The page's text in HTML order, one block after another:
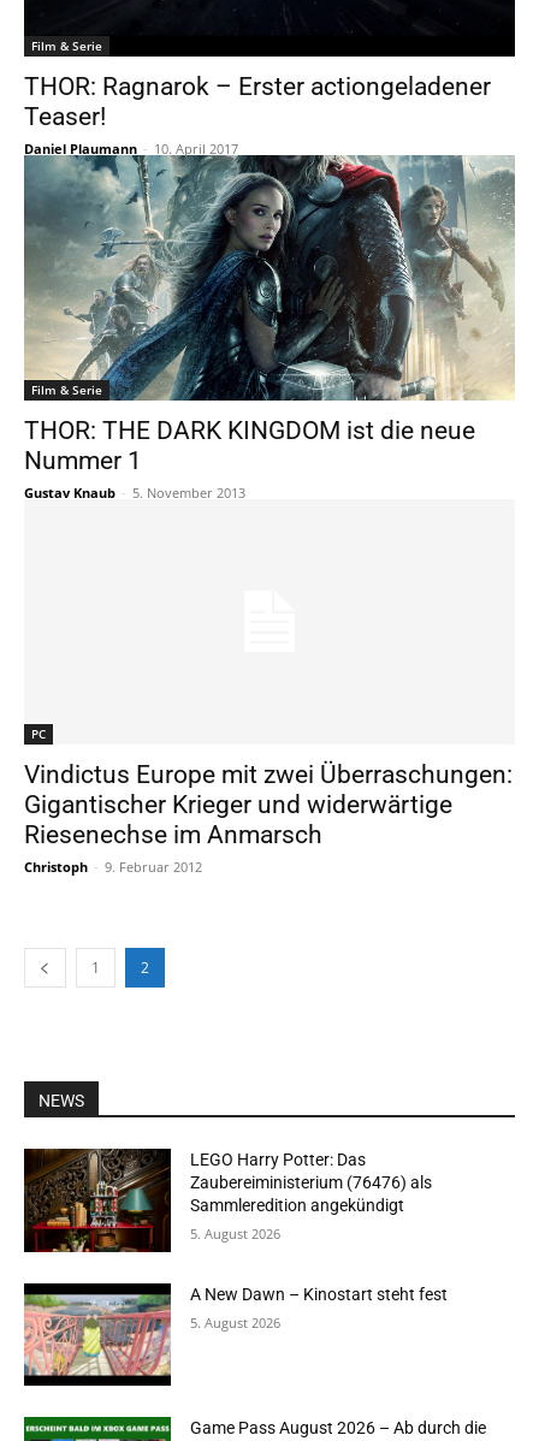
Film & Serie
THOR: Ragnarok – Erster actiongeladener
Teaser!
Daniel Plaumann - 10. April 2017
Film & Serie
THOR: THE DARK KINGDOM ist die neue
Nummer 1
Gustav Knaub - 5. November 2013
PC
Vindictus Europe mit zwei Überraschungen:
Gigantischer Krieger und widerwärtige
Riesenechse im Anmarsch
Christoph - 9. Februar 2012
1 2
NEWS
LEGO Harry Potter: Das
Zaubereiministerium (76476) als
Sammleredition angekündigt
5. August 2026
A New Dawn – Kinostart steht fest
5. August 2026
Game Pass August 2026 – Ab durch die